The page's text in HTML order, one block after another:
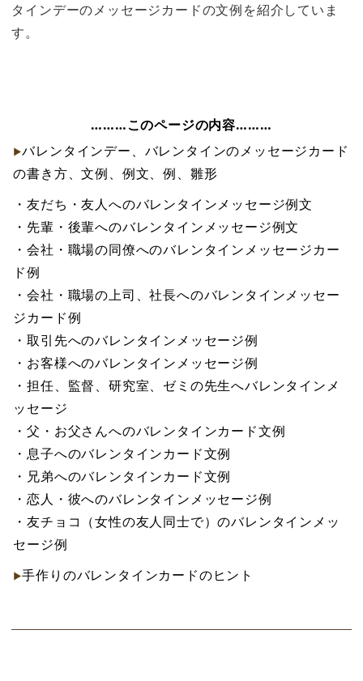
タインデーのメッセージカードの文例を紹介していま
す。
………このページの内容………
バレンタインデー、バレンタインのメッセージカード
の書き方、文例、例文、例、雛形
・友だち・友人へのバレンタインメッセージ例文
・先輩・後輩へのバレンタインメッセージ例文
・会社・職場の同僚へのバレンタインメッセージカー
ド例
・会社・職場の上司、社長へのバレンタインメッセー
ジカード例
・取引先へのバレンタインメッセージ例
・お客様へのバレンタインメッセージ例
・担任、監督、研究室、ゼミの先生へバレンタインメ
ッセージ
・父・お父さんへのバレンタインカード文例
・息子へのバレンタインカード文例
・兄弟へのバレンタインカード文例
・恋人・彼へのバレンタインメッセージ例
・友チョコ（女性の友人同士で）のバレンタインメッ
セージ例
手作りのバレンタインカードのヒント